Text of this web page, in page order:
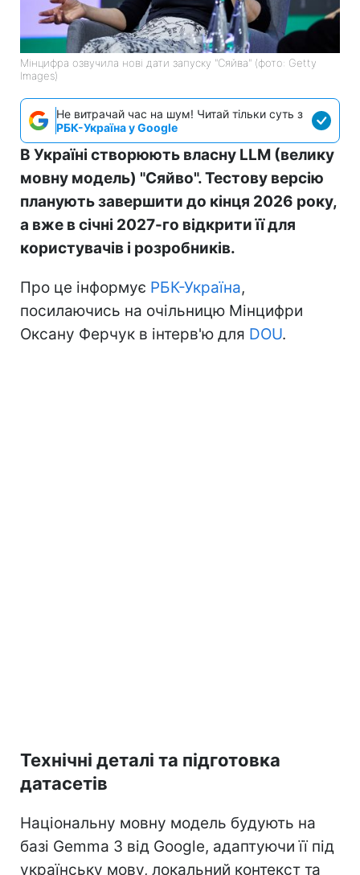
Мінцифра озвучила нові дати запуску "Сяйва" (фото: Getty
Images)
Не витрачай час на шум! Читай тільки суть з
РБК-Україна у Google
В Україні створюють власну LLM (велику
мовну модель) "Сяйво". Тестову версію
планують завершити до кінця 2026 року,
а вже в січні 2027-го відкрити її для
користувачів і розробників.
Про це інформує РБК-Україна,
посилаючись на очільницю Мінцифри
Оксану Ферчук в інтерв'ю для DOU.
Технічні деталі та підготовка
датасетів
Національну мовну модель будують на
базі Gemma 3 від Google, адаптуючи її під
українську мову, локальний контекст та